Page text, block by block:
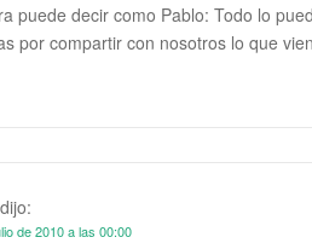
puede decir como Pablo: Todo lo
por compartir con nosotros lo que
dijo:
de 2010 a las 00:00